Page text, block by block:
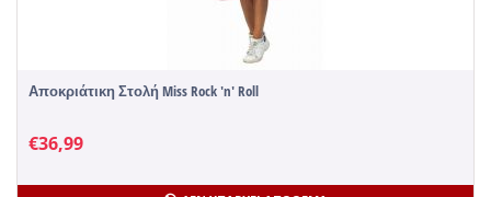
Αποκριάτικη Στολή Miss Rock 'n' Roll
€36,99